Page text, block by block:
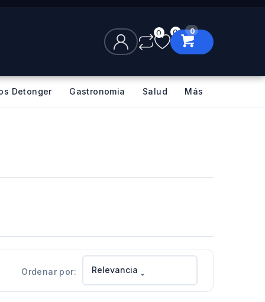
0 0 0
Detonger Gastronomia Salud Más
Ordenar por: Relevancia 